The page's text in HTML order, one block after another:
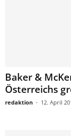
Baker &
Österreichs
redaktion - 12. April